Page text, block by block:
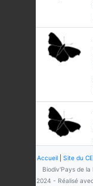
Accueil Site du
Biodiv'Pays de
2024 - Réalisé avec